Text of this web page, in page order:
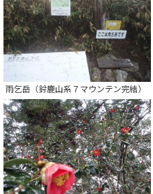
雨乞岳（鈴鹿山系７マウンテン完結）